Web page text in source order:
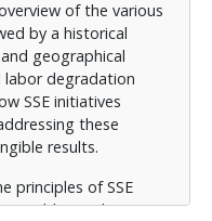
ΚΑΟ θα
(ΣΥΝΕΡΓ), ο
από κοινού
παραδείγματα
θα επιχειρηθεί η
επιχειρήσεις,
των εργαζομένων,
of the various
by a historical
geographical
labor degradation
SSE initiatives
these
results.
principles of SSE
employment